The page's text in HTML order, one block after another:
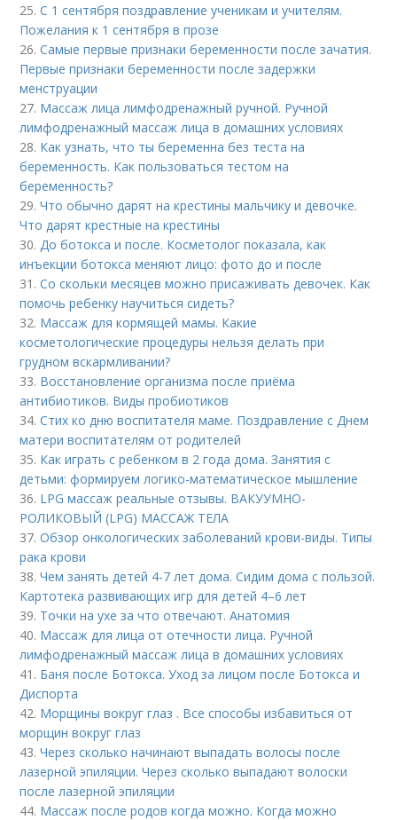
25.С 1 сентября поздравление ученикам и учителям.
Пожелания к 1 сентября в прозе
26.Самые первые признаки беременности после зачатия.
Первые признаки беременности после задержки
менструации
27. Массаж лица лимфодренажный ручной. Ручной
лимфодренажный массаж лица в домашних условиях
28. Как узнать, что ты беременна без теста на
беременность. Как пользоваться тестом на
беременность?
29.Что обычно дарят на крестины мальчику и девочке.
Что дарят крестные на крестины
30.До ботокса и после. Косметолог показала, как
инъекции ботокса меняют лицо: фото до и после
31.Со скольки месяцев можно присаживать девочек. Как
помочь ребенку научиться сидеть?
32. Массаж для кормящей мамы. Какие
косметологические процедуры нельзя делать при
грудном вскармливании?
33. Восстановление организма после приёма
антибиотиков. Виды пробиотиков
34.Стих ко дню воспитателя маме. Поздравление с Днем
матери воспитателям от родителей
35. Как играть с ребенком в 2 года дома. Занятия с
детьми: формируем логико-математическое мышление
36. LPG массаж реальные отзывы. ВАКУУМНО-
РОЛИКОВЫЙ (LPG) МАССАЖ ТЕЛА
37.Обзор онкологических заболеваний крови-виды. Типы
рака крови
38.Чем занять детей 4-7 лет дома. Сидим дома с пользой.
Картотека развивающих игр для детей 4–6 лет
39. Точки на ухе за что отвечают. Анатомия
40. Массаж для лица от отечности лица. Ручной
лимфодренажный массаж лица в домашних условиях
41. Баня после Ботокса. Уход за лицом после Ботокса и
Диспорта
42. Морщины вокруг глаз . Все способы избавиться от
морщин вокруг глаз
43.Через сколько начинают выпадать волосы после
лазерной эпиляции. Через сколько выпадают волоски
после лазерной эпиляции
44. Массаж после родов когда можно. Когда можно